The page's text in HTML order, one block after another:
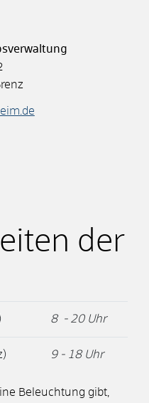
der
8 - 20 Uhr
9 - 18 Uhr
Beleuchtung gibt,